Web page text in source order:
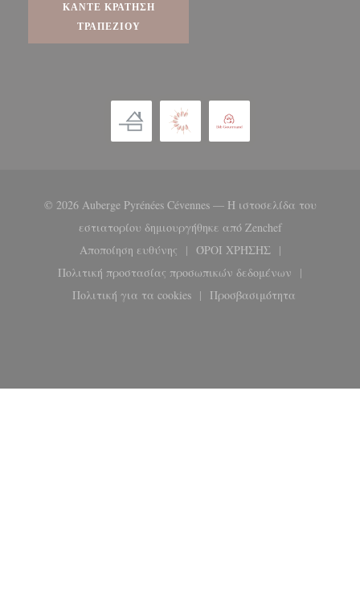
ΚΆΝΤΕ ΚΡΆΤΗΣΗ
ΤΡΑΠΕΖΙΟΎ
© 2026 Auberge Pyrénées Cévennes — Η ιστοσελίδα του
εστιατορίου δημιουργήθηκε από Zenchef((ανοίγει σε
Αποποίηση ευθύνης
((ανοίγει σε νέο παράθυρο))
ΌΡΟΙ ΧΡΉΣΗΣ
((ανοίγει σε νέο
Πολιτική προστασίας προσωπικών δεδομένων
((ανοίγει σε νέο παράθυρο))
Πολιτική για τα cookies
((ανοίγει σε νέο παράθυρο))
Προσβασιμότητα
((ανοίγει σε νέο